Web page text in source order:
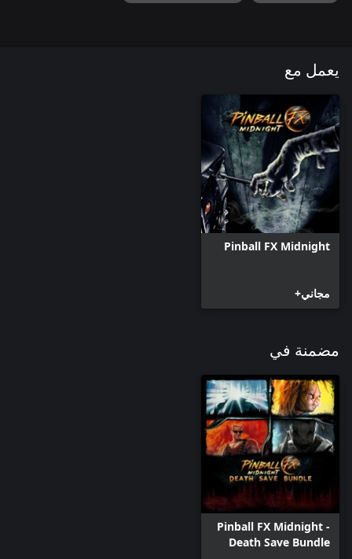
يعمل مع
Pinball FX Midnight
مجاني+
مضمنة في
Pinball FX Midnight -
Death Save Bundle